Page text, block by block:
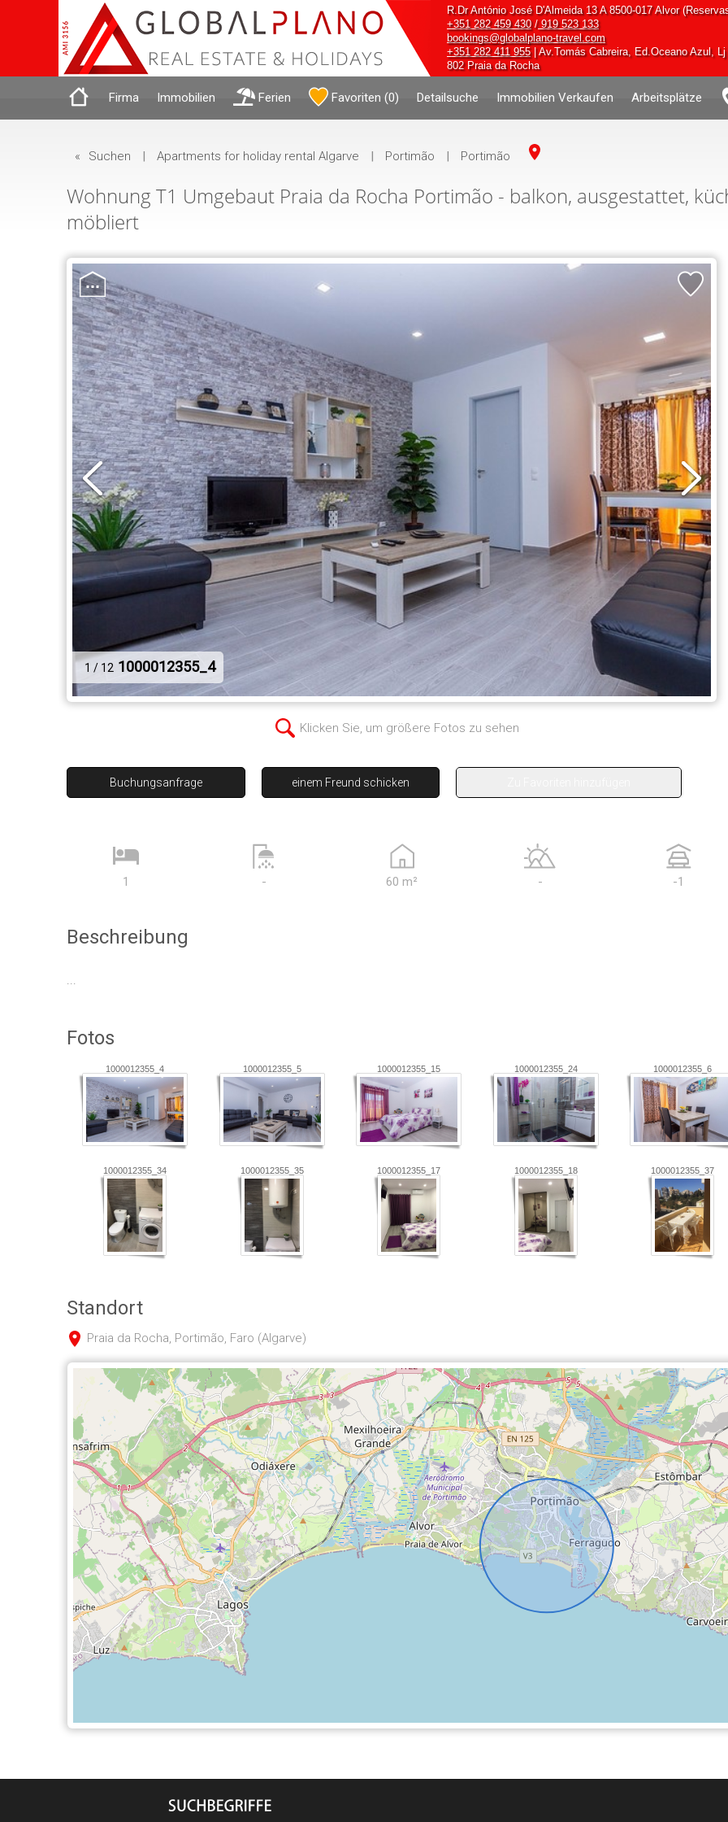
R.Dr António José D'Almeida 13 A 8500-017 Alvor
+351 282 459 430/919 523 133
bookings@globalplano-travel.com
+351 282 411 955| Av.Tomás Cabreira, Ed.Oceano Azul, Lj
802 Praia da Rocha
Firma Immobilien Ferien Favoriten (0) Detailsuche Immobilien Verkaufen Arbeitsplätze
« Suchen | Apartments for holiday rental Algarve | Portimão | Portimão
Wohnung T1 Umgebaut Praia da Rocha Portimão - balkon, ausgestattet,
möbliert
1 / 12 1000012355_4
Klicken Sie, um größere Fotos zu sehen
Buchungsanfrage einem Freund schicken
1 - 60 m² - -1
Beschreibung
...
Fotos
1000012355_4 1000012355_5 1000012355_15 1000012355_24 1000012355_6
1000012355_34 1000012355_35 1000012355_17 1000012355_18 1000012355_37
Standort
Praia da Rocha, Portimão, Faro (Algarve)